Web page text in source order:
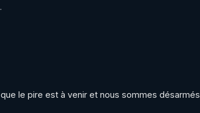
le pire est à venir et nous sommes